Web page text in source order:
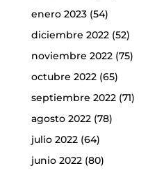
enero 2023(54)
diciembre 2022(52)
noviembre 2022(75)
octubre 2022(65)
septiembre 2022(71)
agosto 2022(78)
julio 2022(64)
junio 2022(80)